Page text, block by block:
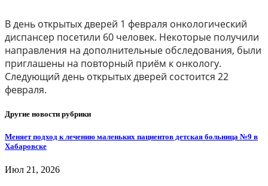
В день открытых дверей 1 февраля онкологический
диспансер посетили 60 человек. Некоторые получили
направления на дополнительные обследования, были
приглашены на повторный приём к онкологу.
Следующий день открытых дверей состоится 22
февраля.
Другие новости рубрики
Меняет подход к лечению маленьких пациентов детская больница №9 в
Хабаровске
Июл 21, 2026